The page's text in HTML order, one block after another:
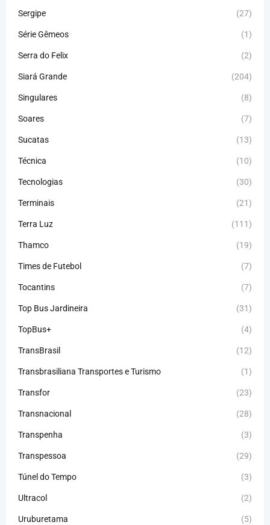
Sergipe (27)
Série Gêmeos (1)
Serra do Felix (2)
Siará Grande (204)
Singulares (8)
Soares (7)
Sucatas (13)
Técnica (10)
Tecnologias (30)
Terminais (21)
Terra Luz (111)
Thamco (19)
Times de Futebol (7)
Tocantins (7)
Top Bus Jardineira (31)
TopBus+ (4)
TransBrasil (12)
Transbrasiliana Transportes e Turismo (1)
Transfor (23)
Transnacional (28)
Transpenha (3)
Transpessoa (29)
Túnel do Tempo (3)
Ultracol (2)
Uruburetama (5)